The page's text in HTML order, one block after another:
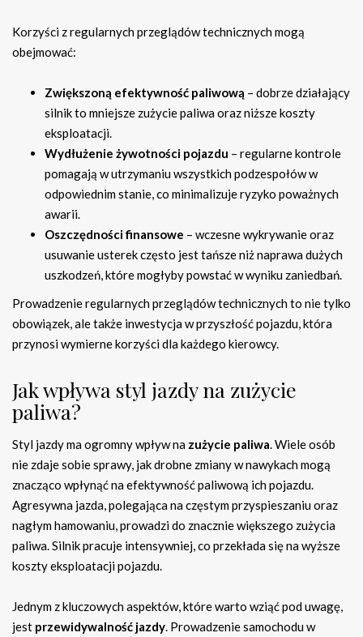
Korzyści z regularnych przeglądów technicznych mogą
obejmować:
Zwiększoną efektywność paliwową – dobrze działający
silnik to mniejsze zużycie paliwa oraz niższe koszty
eksploatacji.
Wydłużenie żywotności pojazdu – regularne kontrole
pomagają w utrzymaniu wszystkich podzespołów w
odpowiednim stanie, co minimalizuje ryzyko poważnych
awarii.
Oszczędności finansowe – wczesne wykrywanie oraz
usuwanie usterek często jest tańsze niż naprawa dużych
uszkodzeń, które mogłyby powstać w wyniku zaniedbań.
Prowadzenie regularnych przeglądów technicznych to nie tylko
obowiązek, ale także inwestycja w przyszłość pojazdu, która
przynosi wymierne korzyści dla każdego kierowcy.
Jak wpływa styl jazdy na zużycie
paliwa?
Styl jazdy ma ogromny wpływ na zużycie paliwa. Wiele osób
nie zdaje sobie sprawy, jak drobne zmiany w nawykach mogą
znacząco wpłynąć na efektywność paliwową ich pojazdu.
Agresywna jazda, polegająca na częstym przyspieszaniu oraz
nagłym hamowaniu, prowadzi do znacznie większego zużycia
paliwa. Silnik pracuje intensywniej, co przekłada się na wyższe
koszty eksploatacji pojazdu.
Jednym z kluczowych aspektów, które warto wziąć pod uwagę,
jest przewidywalność jazdy. Prowadzenie samochodu w